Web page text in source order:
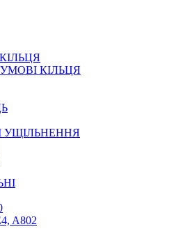
ШПРИЦІВ
КІЛЬЦЯ
УЩІЛЬНЕННЯ
A802